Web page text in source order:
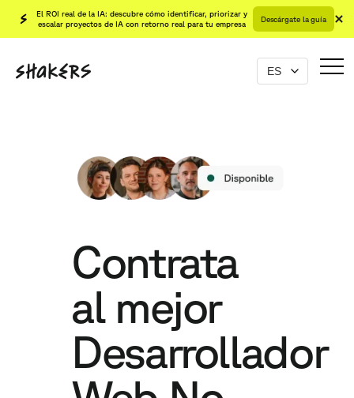
El ROI real de la IA: descubre cómo identificar, priorizar y
escalar proyectos de IA con retorno real para tu empresa
Descárgate la guía
Contrata
al mejor
Desarrollador